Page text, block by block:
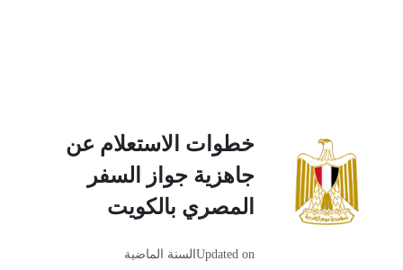
خطوات الاستعلام عن
جاهزية جواز السفر
المصري بالكويت
Updated onالسنة الماضية